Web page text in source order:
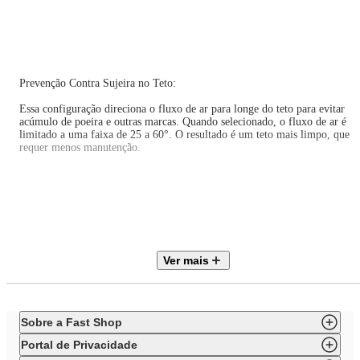
Prevenção Contra Sujeira no Teto:
Essa configuração direciona o fluxo de ar para longe do teto para evitar
acúmulo de poeira e outras marcas. Quando selecionado, o fluxo de ar é
limitado a uma faixa de 25 a 60°. O resultado é um teto mais limpo, que
requer menos manutenção.
Em velocidades baixas o equipamento produz de 27 a 35 dB(A),
Ver mais
Sobre a Fast Shop
Portal de Privacidade